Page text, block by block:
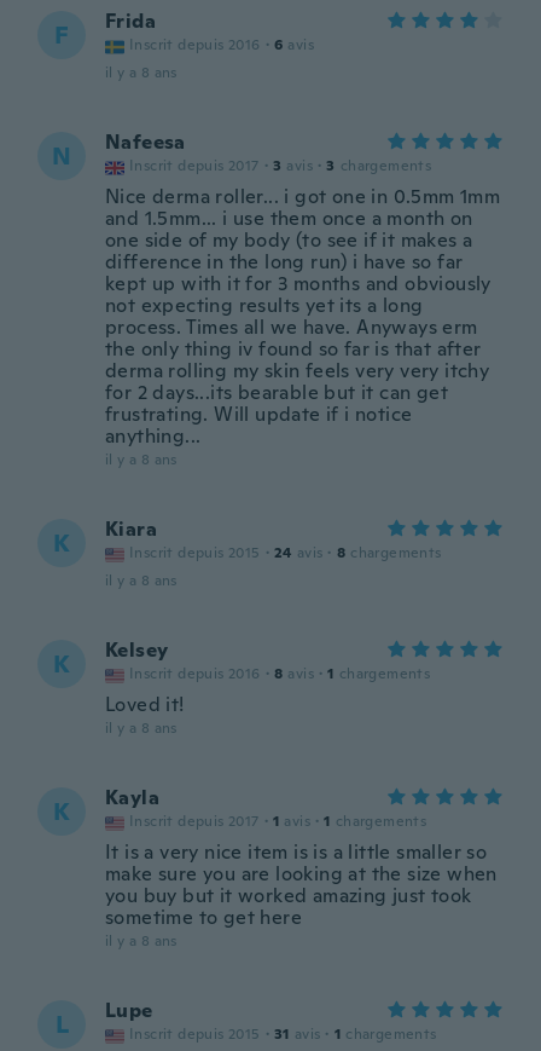
F Frida
Inscrit depuis 2016 · 6 avis
il y a 8 ans
N Nafeesa
Inscrit depuis 2017 · 3 avis · 3 chargements
Nice derma roller... i got one in 0.5mm 1mm
and 1.5mm... i use them once a month on
one side of my body (to see if it makes a
difference in the long run) i have so far
kept up with it for 3 months and obviously
not expecting results yet its a long
process. Times all we have. Anyways erm
the only thing iv found so far is that after
derma rolling my skin feels very very itchy
for 2 days...its bearable but it can get
frustrating. Will update if i notice
anything...
il y a 8 ans
K Kiara
Inscrit depuis 2015 · 24 avis · 8 chargements
il y a 8 ans
K Kelsey
Inscrit depuis 2016 · 8 avis · 1 chargements
Loved it!
il y a 8 ans
K Kayla
Inscrit depuis 2017 · 1 avis · 1 chargements
It is a very nice item is is a little smaller so
make sure you are looking at the size when
you buy but it worked amazing just took
sometime to get here
il y a 8 ans
L Lupe
Inscrit depuis 2015 · 31 avis · 1 chargements